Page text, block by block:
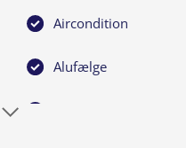
Aircondition
Alufælge